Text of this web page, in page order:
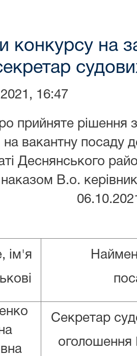
конкурсу на
16:47
прийняте рішення
вакантну посаду
Деснянського
В.о.
ім'я
Секретар